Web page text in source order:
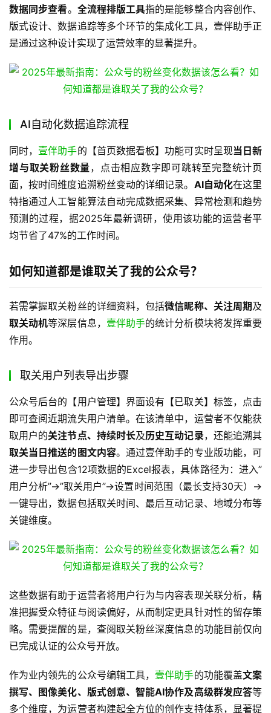
数据同步查看。 全流程排版工具指的是能够整合内容创作、
版式设计、数据追踪等多个环节的集成化工具，壹伴助手正
是通过这种设计实现了运营效率的显著提升。
AI自动化数据追踪流程
同时， 壹伴助手的【首页数据看板】功能可实时呈现当日新
增与取关粉丝数量，点击相应数字即可跳转至完整统计页
面，按时间维度追溯粉丝变动的详细记录。 AI自动化在这里
特指通过人工智能算法自动完成数据采集、异常检测和趋势
预测的过程，据2025年最新调研，使用该功能的运营者平
均节省了47%的工作时间。
如何知道都是谁取关了我的公众号？
若需掌握取关粉丝的详细资料，包括微信昵称、关注周期及
取关动机等深层信息， 壹伴助手的统计分析模块将发挥重要
作用。
取关用户列表导出步骤
公众号后台的【用户管理】界面设有【已取关】标签，点击
即可查阅近期流失用户清单。在该清单中，运营者不仅能获
取用户的关注节点、持续时长及历史互动记录，还能追溯其
取关当日推送的图文内容。通过壹伴助手的专业版功能，可
进一步导出包含12项数据的Excel报表，具体路径为：进入”
用户分析”→”取关用户”→设置时间范围（最长支持30天）→
一键导出，数据包括取关时间、最后互动记录、地域分布等
关键维度。
这些数据有助于运营者将用户行为与内容表现关联分析，精
准把握受众特征与阅读偏好，从而制定更具针对性的留存策
略。需要提醒的是，查阅取关粉丝深度信息的功能目前仅向
已完成认证的公众号开放。
作为业内领先的公众号编辑工具， 壹伴助手的功能覆盖文案
撰写、图像美化、版式创意、智能AI协作及高级群发应答等
多个维度，为运营者构建起全方位的创作支持体系，显著提